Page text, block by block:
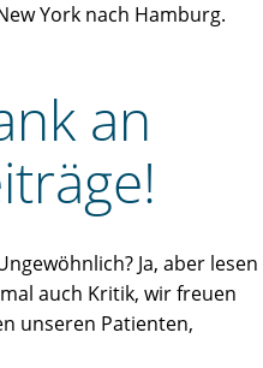
York nach Hamburg.
an
Ja, aber lesen
auch Kritik, wir freuen
unseren Patienten,